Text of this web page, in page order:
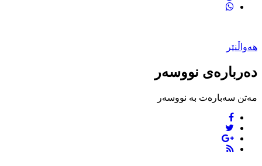
هەواڵنێر
دەربارەی نووسەر
مەتن سەبارەت بە نووسەر